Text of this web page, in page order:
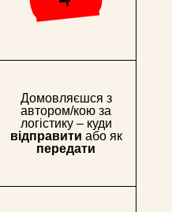
Домовляєшся з
автором/кою за
логістику – куди
відправити або як
передати